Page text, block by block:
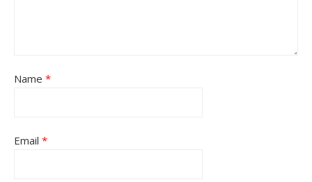
Name *
Email *